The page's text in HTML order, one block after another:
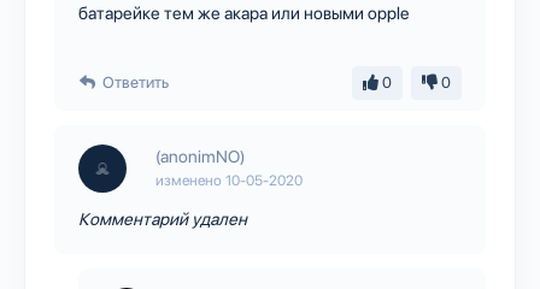
батарейке тем же акара или новыми opple
Ответить 0 0
(anonimNO)
изменено 10-05-2020
Комментарий удален